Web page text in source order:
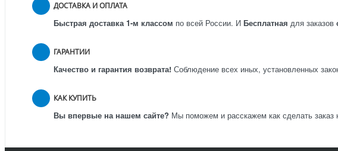
ДОСТАВКА И ОПЛАТА
Быстрая доставка 1-м классом по всей России. И Бесплатная для заказов
ГАРАНТИИ
Качество и гарантия возврата! Соблюдение всех иных, установленных
КАК КУПИТЬ
Вы впервые на нашем сайте? Мы поможем и расскажем как сделать